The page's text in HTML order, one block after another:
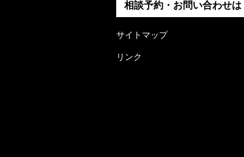
相談予約・お問い合わせは
サイトマップ
リンク